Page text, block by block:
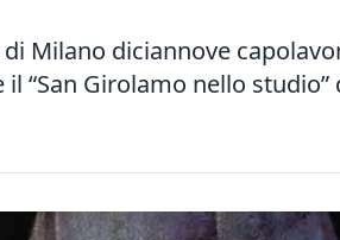
di Milano diciannove
il “San Girolamo nello